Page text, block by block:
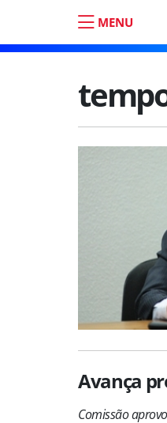
MENU
Avança
Comissão